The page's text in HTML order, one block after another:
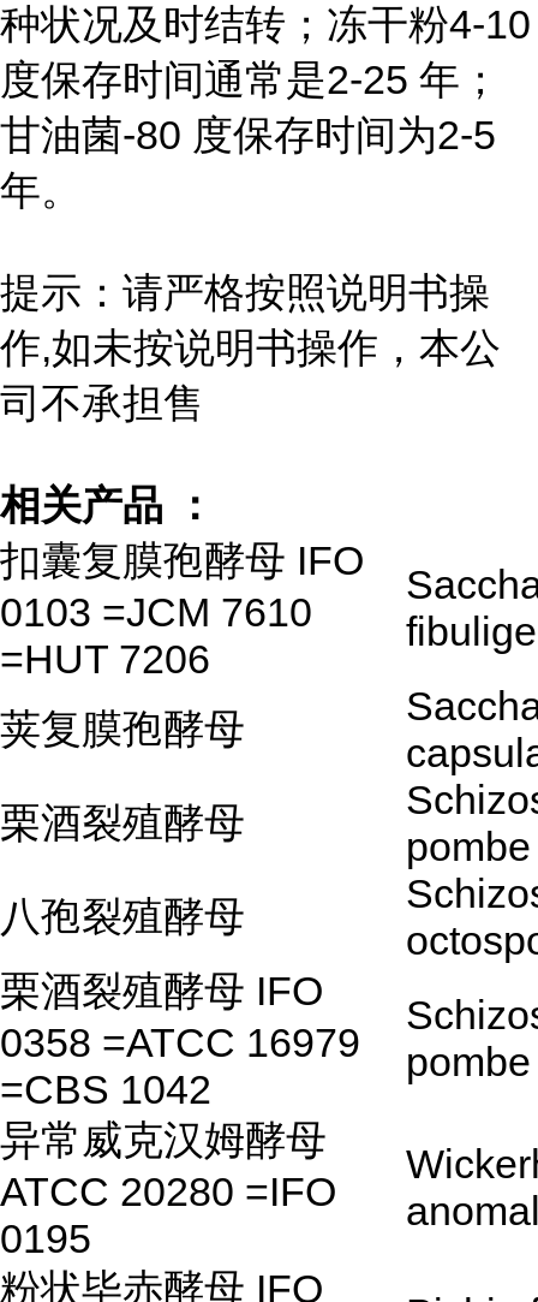
种状况及时结转；冻干粉4-10
度保存时间通常是2-25 年；
甘油菌-80 度保存时间为2-5
年。
提示：请严格按照说明书操
作,如未按说明书操作，本公
司不承担售
相关产品 ：
扣囊复膜孢酵母 IFO
0103 =JCM 7610
=HUT 7206
荚复膜孢酵母
栗酒裂殖酵母
pombe
八孢裂殖酵母
栗酒裂殖酵母 IFO
0358 =ATCC 16979
=CBS 1042
pombe
异常威克汉姆酵母
ATCC 20280 =IFO
0195
粉状毕赤酵母 IFO